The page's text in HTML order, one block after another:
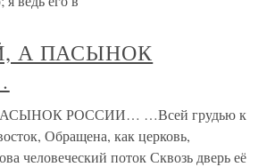
А ПАСЫНОК
РОССИИ… …Всей грудью к
Обращена, как церковь,
человеческий поток Сквозь дверь её